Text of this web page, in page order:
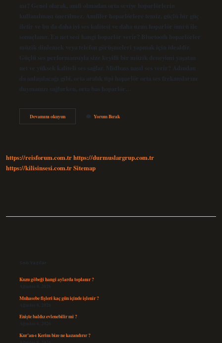
mı? Genel olarak, amfi olmadan orta seviye hoparlörlerin
kullanılması önerilmez. Amfiler hoparlörlere temiz, güçlü bir güç
iletir ve bu da daha iyi ses kalitesi ve daha uzun hoparlör ömrü ile
sonuçlanır. En net sesi hangi hoparlör verir? Bluetooth hoparlörler
müzik dinlemek veya telefon görüşmeleri yapmak için idealdir.
Güçlü ses performansıyla size keyifli bir müzik deneyimi yaşatan
net ve yüksek kaliteli ses sağlar. Midbass nasıl ses verir? Adından
da anlaşılacağı gibi, orta aralık tipi hoparlör orta ses frekanslarını
duymanızı sağlarken, orta bas hoparlör…
Devamını okuyunMidrange
Nasıl
Yorum Bırak
https://reisforum.com.trhttps://durmuslargrup.com.tr
https://kilisinsesi.com.trSitemap
Son Yazılar
Kuzu göbeği hangi aylarda toplanır ?
Ağustos 8, 2026
Muhasebe fişleri kaç gün içinde işlenir ?
Ağustos 8, 2026
Enişte baldız evlenebilir mi ?
Ağustos 6, 2026
Kur’an-ı Kerim bize ne kazandırır ?